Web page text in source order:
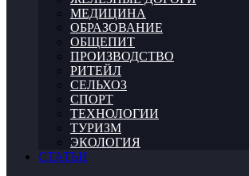
МЕДИЦИНА
ОБРАЗОВАНИЕ
ОБЩЕПИТ
ПРОИЗВОДСТВО
РИТЕЙЛ
СЕЛЬХОЗ
СПОРТ
ТЕХНОЛОГИИ
ТУРИЗМ
ЭКОЛОГИЯ
СТАТЬИ